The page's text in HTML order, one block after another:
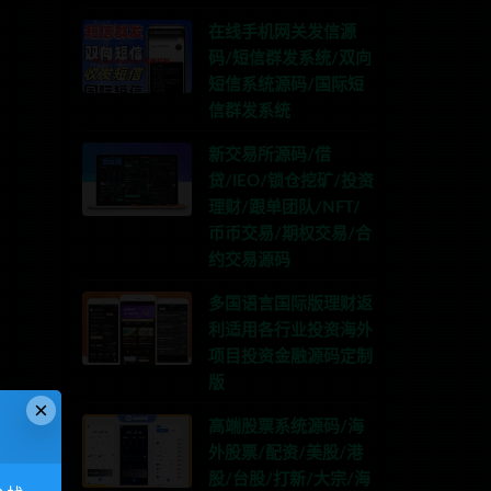
在线手机网关发信源
码/短信群发系统/双向
短信系统源码/国际短
信群发系统
新交易所源码/借
贷/IEO/锁仓挖矿/投资
理财/跟单团队/NFT/
币币交易/期权交易/合
约交易源码
多国语言国际版理财返
利适用各行业投资海外
项目投资金融源码定制
版
高端股票系统源码/海
外股票/配资/美股/港
股/台股/打新/大宗/海
×